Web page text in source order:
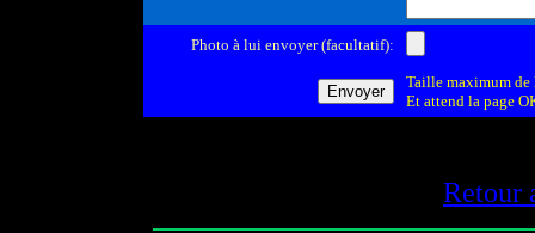
Photo à lui envoyer (facultatif):
Taille maximum de
Et attend la page
Retour